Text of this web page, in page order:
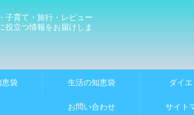
子育て・旅行・レビュー
役立つ情報をお届けしま
袋 生活の知恵袋 ダイエ
お問い合わせ サイト